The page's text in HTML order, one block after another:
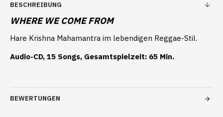
BESCHREIBUNG
WHERE WE COME FROM
Hare Krishna Mahamantra im lebendigen Reggae-Stil.
Audio-CD, 15 Songs, Gesamtspielzeit: 65 Min.
BEWERTUNGEN